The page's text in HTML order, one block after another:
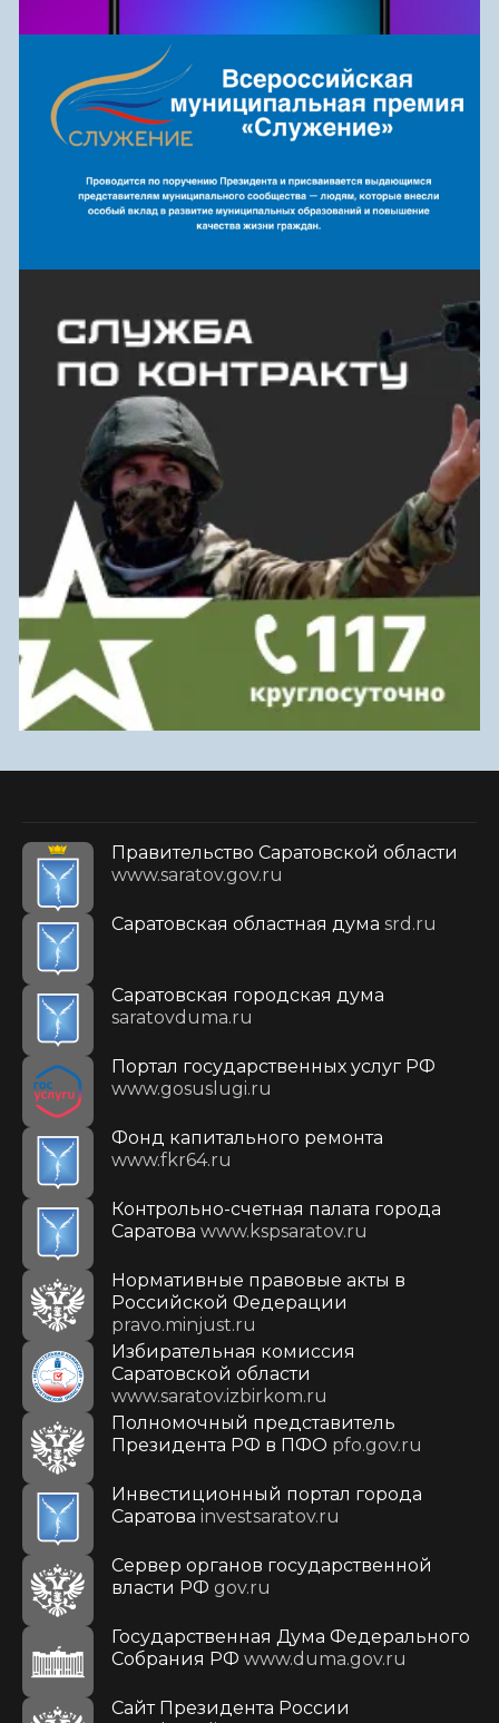
Правительство Саратовской области
www.saratov.gov.ru
Саратовская областная дума srd.ru
Саратовская городская дума
saratovduma.ru
Портал государственных услуг РФ
www.gosuslugi.ru
Фонд капитального ремонта
www.fkr64.ru
Контрольно-счетная палата города
Саратова www.kspsaratov.ru
Нормативные правовые акты в
Российской Федерации
pravo.minjust.ru
Избирательная комиссия
Саратовской области
www.saratov.izbirkom.ru
Полномочный представитель
Президента РФ в ПФО pfo.gov.ru
Инвестиционный портал города
Саратова investsaratov.ru
Сервер органов государственной
власти РФ gov.ru
Государственная Дума Федерального
Собрания РФ www.duma.gov.ru
Cайт Президента России